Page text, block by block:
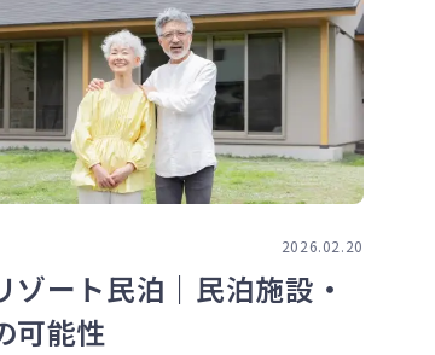
2026.02.20
ゾート民泊｜民泊施設・
可能性